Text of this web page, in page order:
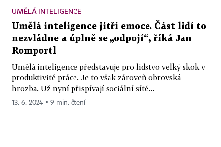
UMĚLÁ INTELIGENCE
Umělá inteligence jitří emoce. Část lidí to
nezvládne a úplně se „odpojí“, říká Jan
Romportl
Umělá inteligence představuje pro lidstvo velký skok v
produktivitě práce. Je to však zároveň obrovská
hrozba. Už nyní přispívají sociální sítě...
13. 6. 2024 ▪ 9 min. čtení